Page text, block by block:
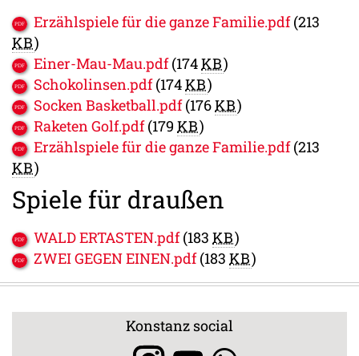
Erzählspiele für die ganze Familie.pdf (213
KB)
Einer-Mau-Mau.pdf (174KB)
Schokolinsen.pdf (174KB)
Socken Basketball.pdf (176KB)
Raketen Golf.pdf (179 KB)
Erzählspiele für die ganze Familie.pdf (213
KB)
Spiele für draußen
WALD ERTASTEN.pdf (183 KB)
ZWEI GEGEN EINEN.pdf (183 KB)
Konstanz social